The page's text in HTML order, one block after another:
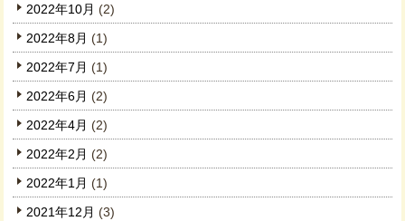
2022年10月 (2)
2022年8月 (1)
2022年7月 (1)
2022年6月 (2)
2022年4月 (2)
2022年2月 (2)
2022年1月 (1)
2021年12月 (3)